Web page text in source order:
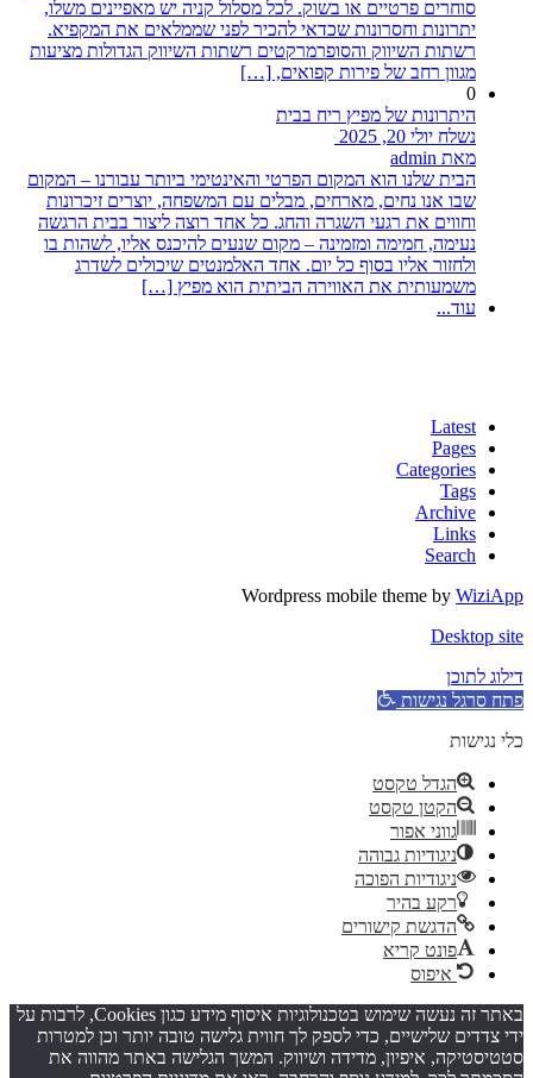
סוחרים פרטיים או בשוק. לכל מסלול קניה יש מאפיינים משלו,
יתרונות וחסרונות שכדאי להכיר לפני שממלאים את המקפיא.
רשתות השיווק והסופרמרקטים רשתות השיווק הגדולות מציעות
מגוון רחב של פירות קפואים, […]
0
היתרונות של מפיץ ריח בבית
נשלח יולי 20, 2025
מאת admin
הבית שלנו הוא המקום הפרטי והאינטימי ביותר עבורנו – המקום
שבו אנו נחים, מארחים, מבלים עם המשפחה, יוצרים זיכרונות
וחווים את רגעי השגרה והחג. כל אחד רוצה ליצור בבית הרגשה
נעימה, חמימה ומזמינה – מקום שנעים להיכנס אליו, לשהות בו
ולחזור אליו בסוף כל יום. אחד האלמנטים שיכולים לשדרג
משמעותית את האווירה הביתית הוא מפיץ […]
עוד...
Latest
Pages
Categories
Tags
Archive
Links
Search
Wordpress mobile theme by WiziApp
Desktop site
דילוג לתוכן
פתח סרגל נגישות
כלי נגישות
הגדל טקסט
הקטן טקסט
גווני אפור
ניגודיות גבוהה
ניגודיות הפוכה
רקע בהיר
הדגשת קישורים
פונט קריא
איפוס
באתר זה נעשה שימוש בטכנולוגיות איסוף מידע כגון Cookies, לרבות על
ידי צדדים שלישיים, כדי לספק לך חווית גלישה טובה יותר וכן למטרות
סטטיסטיקה, איפיון, מדידה ושיווק. המשך הגלישה באתר מהווה את